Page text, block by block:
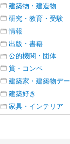
建築物・建造物
研究・教育・受験
情報
出版・書籍
公的機関・団体
賞・コンペ
建築家・建築物デ
建築好き
家具・インテリア